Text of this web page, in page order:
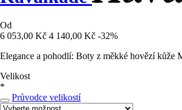
Od
6 053,00 Kč 4 140,00 Kč -32%
Elegance a pohodlí: Boty z měkké hovězí kůže
Velikost
*
Průvodce velikostí